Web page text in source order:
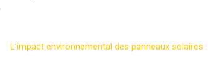
L’impact environnemental des panneaux solaires